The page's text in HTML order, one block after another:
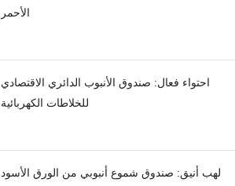
الأحمر
احتواء فعال: صندوق الأنبوب الدائري الاقتصادي
للخلاطات الكهربائية
لهب أنيق: صندوق شموع أنبوبي من الورق الأسود